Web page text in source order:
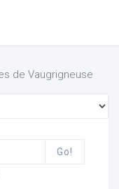
de Vaugrigneuse
Go!